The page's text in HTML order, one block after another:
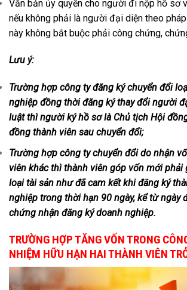
Văn bản ủy quyền cho người đi nộp hồ sơ
nếu không phải là người đại diện theo
này không bắt buộc phải công chứng,
Lưu ý:
Trường hợp công ty đăng ký chuyển đổi
nghiệp đồng thời đăng ký thay đổi người
luật thì người ký hồ sơ là Chủ tịch Hội
đồng thành viên sau chuyển đổi;
Trường hợp công ty chuyển đổi do nhận
viên khác thì thành viên góp vốn mới phải
loại tài sản như đã cam kết khi đăng ký
nghiệp trong thời hạn 90 ngày, kể từ ngày
chứng nhận đăng ký doanh nghiệp.
TRƯỜNG HỢP TĂNG VỐN TRONG
NHIỆM HỮU HẠN HAI THÀNH VIÊN